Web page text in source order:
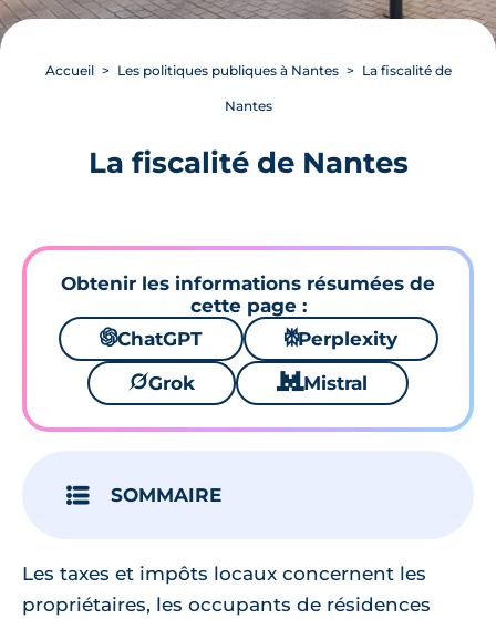
Accueil Les politiques publiques à Nantes La fiscalité de
Nantes
La fiscalité de Nantes
Obtenir les informations résumées de
cette page :
🌌ChatGPT ⚙Perplexity
🪐Grok 🐱 Mistral
SOMMAIRE
Les taxes et impôts locaux concernent les
propriétaires, les occupants de résidences